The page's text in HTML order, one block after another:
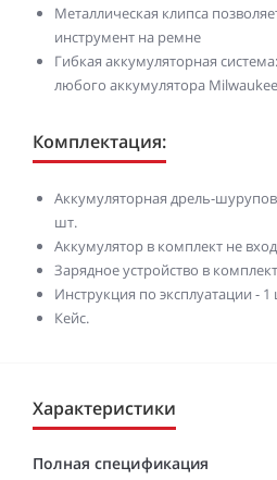
Металлическая клипса
инструмент на ремне
Гибкая аккумуляторная
любого аккумулятора
Комплектация:
Аккумуляторная дрель-
шт.
Аккумулятор в комплект не
Зарядное устройство в
Инструкция по эксплуатации - 1
Кейс.
Характеристики
Полная спецификация